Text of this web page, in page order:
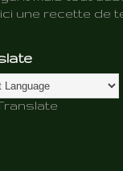
une recette de